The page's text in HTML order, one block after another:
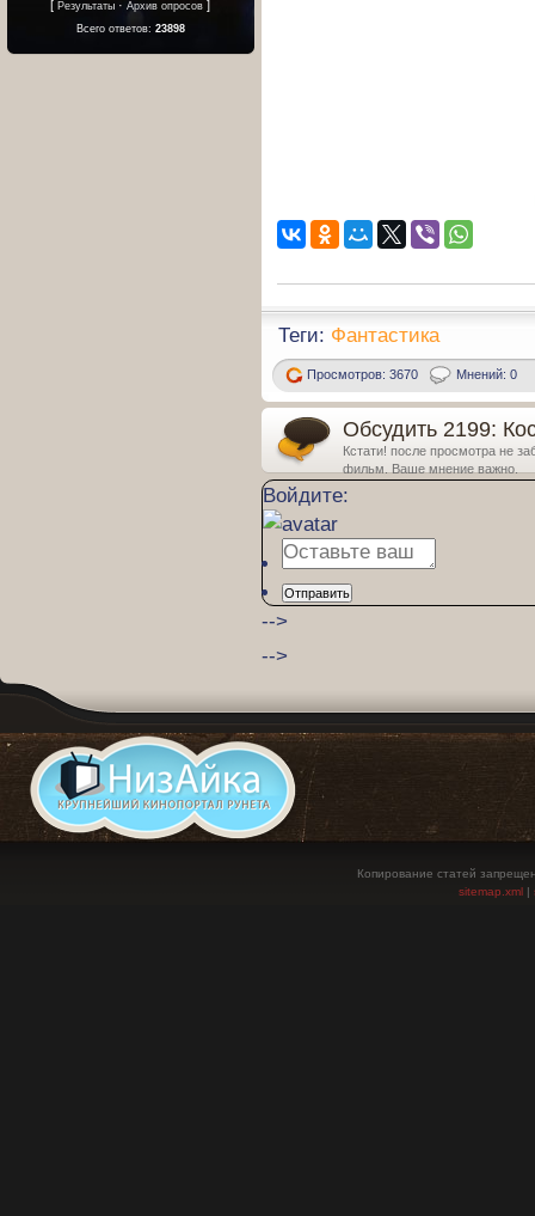
Теги: Фантастика
Просмотров: 3670 Мнений: 0
Обсудить 2199:
Кстати! после просмотра не
фильм. Ваше мнение важно.
Войдите:
Отправить
-->
-->
[Результаты ·Архив опросов ]
Всего ответов: 23898
Копирование статей
sitemap.xml |